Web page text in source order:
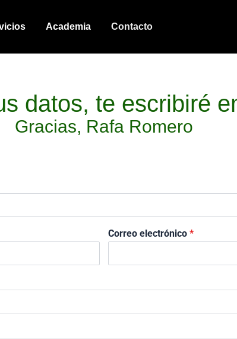
Academia Contacto
datos, te escribiré
Gracias, Rafa Romero
Correo electrónico *